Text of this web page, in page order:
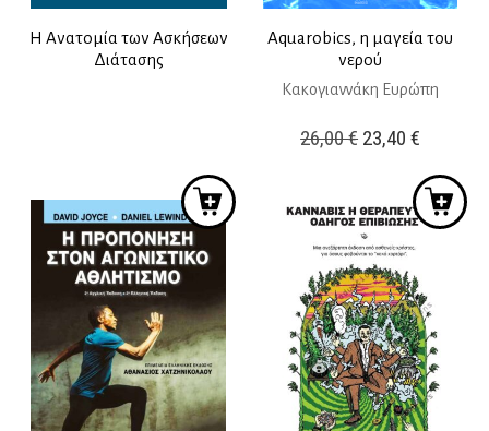
Η Ανατομία των Ασκήσεων
Διάτασης
Aquarobics, η μαγεία του
νερού
Κακογιαννάκη Ευρώπη
26,00€ Original
26,00 €.
23,40€
τιμή
είναι: